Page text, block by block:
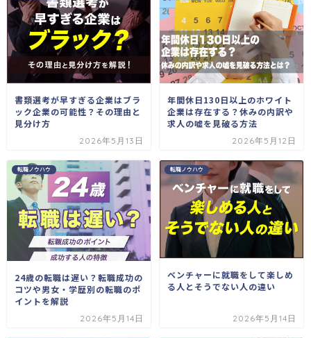
書類選考が早すぎる企業はブラ
ック企業の可能性？その理由と
見分け方
2026年5月13日
年間休日130日以上のホワイト
企業は存在する？休みの内訳や
求人の嘘を見破る方法
2026年5月12日
転職ノウハウ
24歳の転職は遅い？転職成功の
コツや男女・学歴別の転職のポ
イントを解説
2026年5月14日
転職ノウハウ
ベンチャーに就職をして楽しめ
る人とそうでない人の違い
2026年5月14日